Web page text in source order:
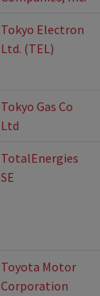
Tokyo Electron
Ltd. (TEL)
Tokyo Gas Co
Ltd
TotalEnergies
SE
Toyota Motor
Corporation